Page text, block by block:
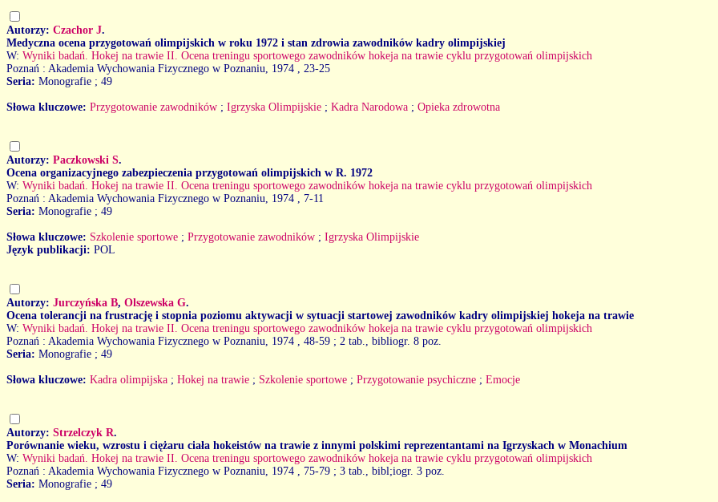
Autorzy: Czachor J.
Medyczna ocena przygotowań olimpijskich w roku 1972 i stan zdrowia zawodników kadry olimpijskiej
W: Wyniki badań. Hokej na trawie II. Ocena treningu sportowego zawodników hokeja na trawie cyklu przygotowań olimpijskich
Poznań : Akademia Wychowania Fizycznego w Poznaniu, 1974
, 23-25
Seria: Monografie ; 49
Słowa kluczowe: Przygotowanie zawodników ; Igrzyska Olimpijskie ; Kadra Narodowa ; Opieka zdrowotna
Autorzy: Paczkowski S.
Ocena organizacyjnego zabezpieczenia przygotowań olimpijskich w R. 1972
W: Wyniki badań. Hokej na trawie II. Ocena treningu sportowego zawodników hokeja na trawie cyklu przygotowań olimpijskich
Poznań : Akademia Wychowania Fizycznego w Poznaniu, 1974
, 7-11
Seria: Monografie ; 49
Słowa kluczowe: Szkolenie sportowe ; Przygotowanie zawodników ; Igrzyska Olimpijskie
Język publikacji: POL
Autorzy: Jurczyńska B, Olszewska G.
Ocena tolerancji na frustrację i stopnia poziomu aktywacji w sytuacji startowej zawodników kadry olimpijskiej hokeja na trawie
W: Wyniki badań. Hokej na trawie II. Ocena treningu sportowego zawodników hokeja na trawie cyklu przygotowań olimpijskich
Poznań : Akademia Wychowania Fizycznego w Poznaniu, 1974
, 48-59 ; 2 tab., bibliogr. 8 poz.
Seria: Monografie ; 49
Słowa kluczowe: Kadra olimpijska ; Hokej na trawie ; Szkolenie sportowe ; Przygotowanie psychiczne ; Emocje
Autorzy: Strzelczyk R.
Porównanie wieku, wzrostu i ciężaru ciała hokeistów na trawie z innymi polskimi reprezentantami na Igrzyskach w Monachium
W: Wyniki badań. Hokej na trawie II. Ocena treningu sportowego zawodników hokeja na trawie cyklu przygotowań olimpijskich
Poznań : Akademia Wychowania Fizycznego w Poznaniu, 1974
, 75-79 ; 3 tab., bibl;iogr. 3 poz.
Seria: Monografie ; 49